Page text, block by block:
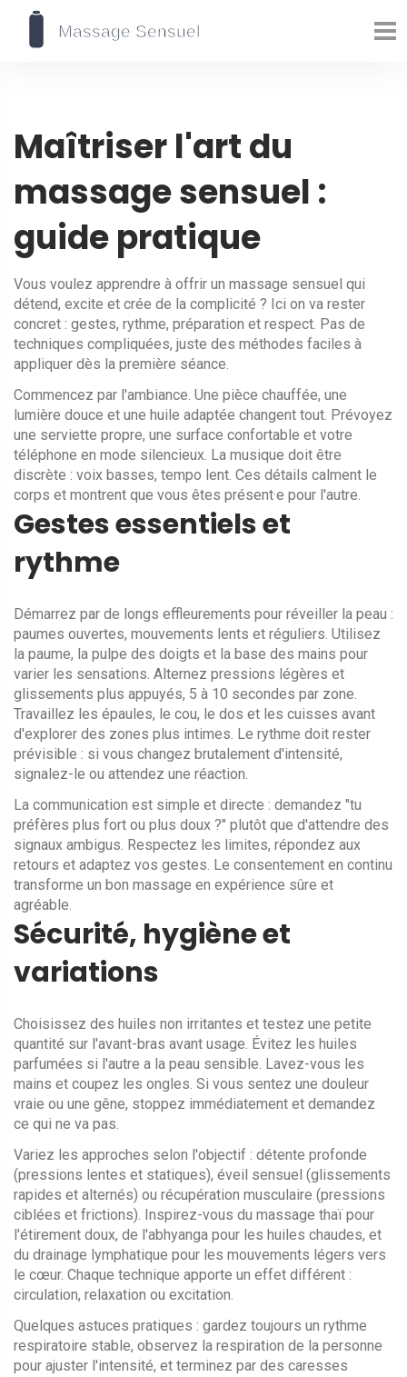
Maîtriser l'art du
massage sensuel :
guide pratique
Vous voulez apprendre à offrir un massage sensuel qui
détend, excite et crée de la complicité ? Ici on va rester
concret : gestes, rythme, préparation et respect. Pas de
techniques compliquées, juste des méthodes faciles à
appliquer dès la première séance.
Commencez par l'ambiance. Une pièce chauffée, une
lumière douce et une huile adaptée changent tout. Prévoyez
une serviette propre, une surface confortable et votre
téléphone en mode silencieux. La musique doit être
discrète : voix basses, tempo lent. Ces détails calment le
corps et montrent que vous êtes présent·e pour l'autre.
Gestes essentiels et
rythme
Démarrez par de longs effleurements pour réveiller la peau :
paumes ouvertes, mouvements lents et réguliers. Utilisez
la paume, la pulpe des doigts et la base des mains pour
varier les sensations. Alternez pressions légères et
glissements plus appuyés, 5 à 10 secondes par zone.
Travaillez les épaules, le cou, le dos et les cuisses avant
d'explorer des zones plus intimes. Le rythme doit rester
prévisible : si vous changez brutalement d'intensité,
signalez-le ou attendez une réaction.
La communication est simple et directe : demandez "tu
préfères plus fort ou plus doux ?" plutôt que d'attendre des
signaux ambigus. Respectez les limites, répondez aux
retours et adaptez vos gestes. Le consentement en continu
transforme un bon massage en expérience sûre et
agréable.
Sécurité, hygiène et
variations
Choisissez des huiles non irritantes et testez une petite
quantité sur l'avant-bras avant usage. Évitez les huiles
parfumées si l'autre a la peau sensible. Lavez-vous les
mains et coupez les ongles. Si vous sentez une douleur
vraie ou une gêne, stoppez immédiatement et demandez
ce qui ne va pas.
Variez les approches selon l'objectif : détente profonde
(pressions lentes et statiques), éveil sensuel (glissements
rapides et alternés) ou récupération musculaire (pressions
ciblées et frictions). Inspirez-vous du massage thaï pour
l'étirement doux, de l'abhyanga pour les huiles chaudes, et
du drainage lymphatique pour les mouvements légers vers
le cœur. Chaque technique apporte un effet différent :
circulation, relaxation ou excitation.
Quelques astuces pratiques : gardez toujours un rythme
respiratoire stable, observez la respiration de la personne
pour ajuster l'intensité, et terminez par des caresses